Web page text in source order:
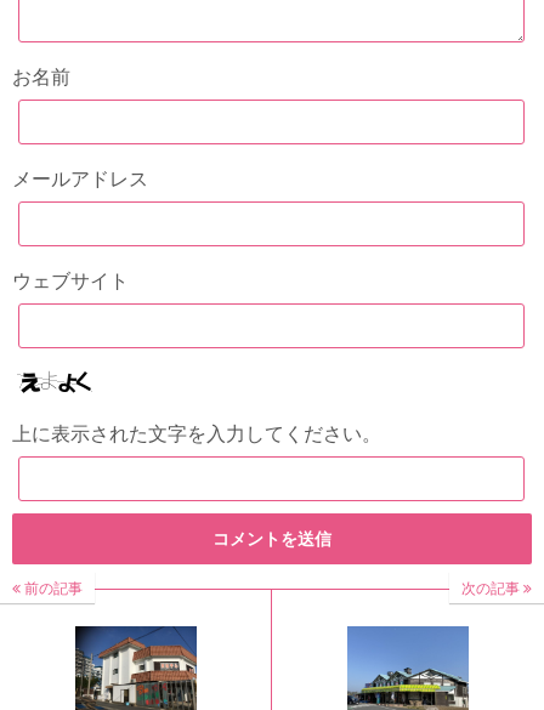
お名前
メールアドレス
ウェブサイト
上に表示された文字を入力してください。
前の記事 次の記事